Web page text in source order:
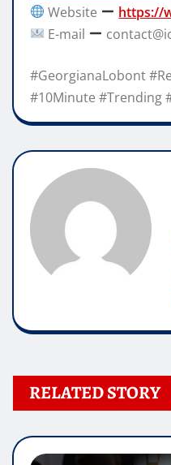
Website
https://
E-mail
#GeorgianaLobont
#10Minute #Trending
RELATED STORY